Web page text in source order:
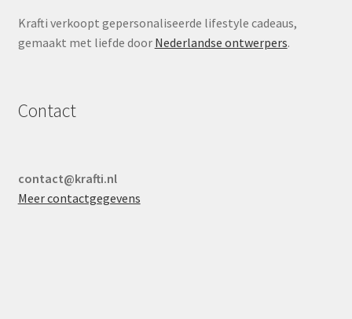
Krafti verkoopt gepersonaliseerde lifestyle cadeaus,
gemaakt met liefde door Nederlandse ontwerpers.
Contact
contact@krafti.nl
Meer contactgegevens